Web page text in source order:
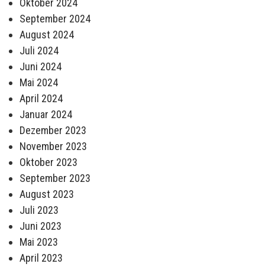
Oktober 2024
September 2024
August 2024
Juli 2024
Juni 2024
Mai 2024
April 2024
Januar 2024
Dezember 2023
November 2023
Oktober 2023
September 2023
August 2023
Juli 2023
Juni 2023
Mai 2023
April 2023